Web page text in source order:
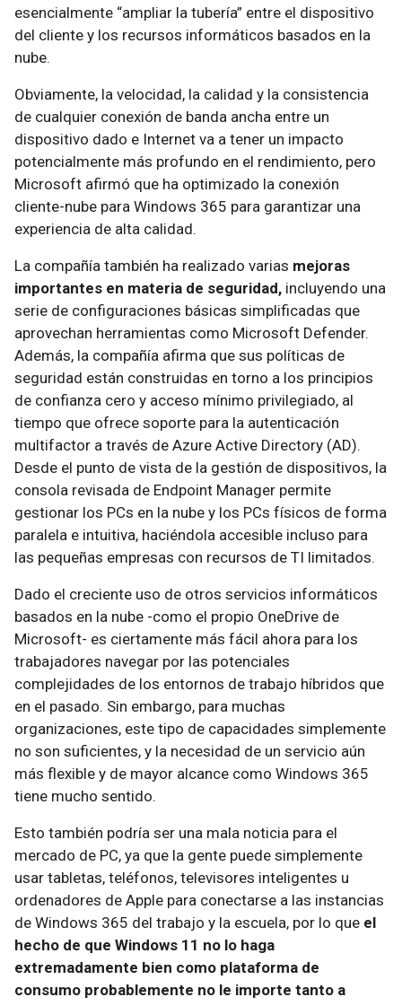
esencialmente “ampliar la tubería” entre el dispositivo
del cliente y los recursos informáticos basados en la
nube.
Obviamente, la velocidad, la calidad y la consistencia
de cualquier conexión de banda ancha entre un
dispositivo dado e Internet va a tener un impacto
potencialmente más profundo en el rendimiento, pero
Microsoft afirmó que ha optimizado la conexión
cliente-nube para Windows 365 para garantizar una
experiencia de alta calidad.
La compañía también ha realizado varias mejoras
importantes en materia de seguridad, incluyendo una
serie de configuraciones básicas simplificadas que
aprovechan herramientas como Microsoft Defender.
Además, la compañía afirma que sus políticas de
seguridad están construidas en torno a los principios
de confianza cero y acceso mínimo privilegiado, al
tiempo que ofrece soporte para la autenticación
multifactor a través de Azure Active Directory (AD).
Desde el punto de vista de la gestión de dispositivos, la
consola revisada de Endpoint Manager permite
gestionar los PCs en la nube y los PCs físicos de forma
paralela e intuitiva, haciéndola accesible incluso para
las pequeñas empresas con recursos de TI limitados.
Dado el creciente uso de otros servicios informáticos
basados en la nube -como el propio OneDrive de
Microsoft- es ciertamente más fácil ahora para los
trabajadores navegar por las potenciales
complejidades de los entornos de trabajo híbridos que
en el pasado. Sin embargo, para muchas
organizaciones, este tipo de capacidades simplemente
no son suficientes, y la necesidad de un servicio aún
más flexible y de mayor alcance como Windows 365
tiene mucho sentido.
Esto también podría ser una mala noticia para el
mercado de PC, ya que la gente puede simplemente
usar tabletas, teléfonos, televisores inteligentes u
ordenadores de Apple para conectarse a las instancias
de Windows 365 del trabajo y la escuela, por lo que el
hecho de que Windows 11 no lo haga
extremadamente bien como plataforma de
consumo probablemente no le importe tanto a